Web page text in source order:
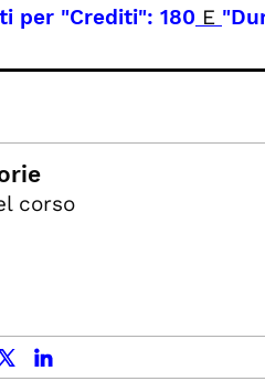
per "Crediti": 180 E
corso
linkedin